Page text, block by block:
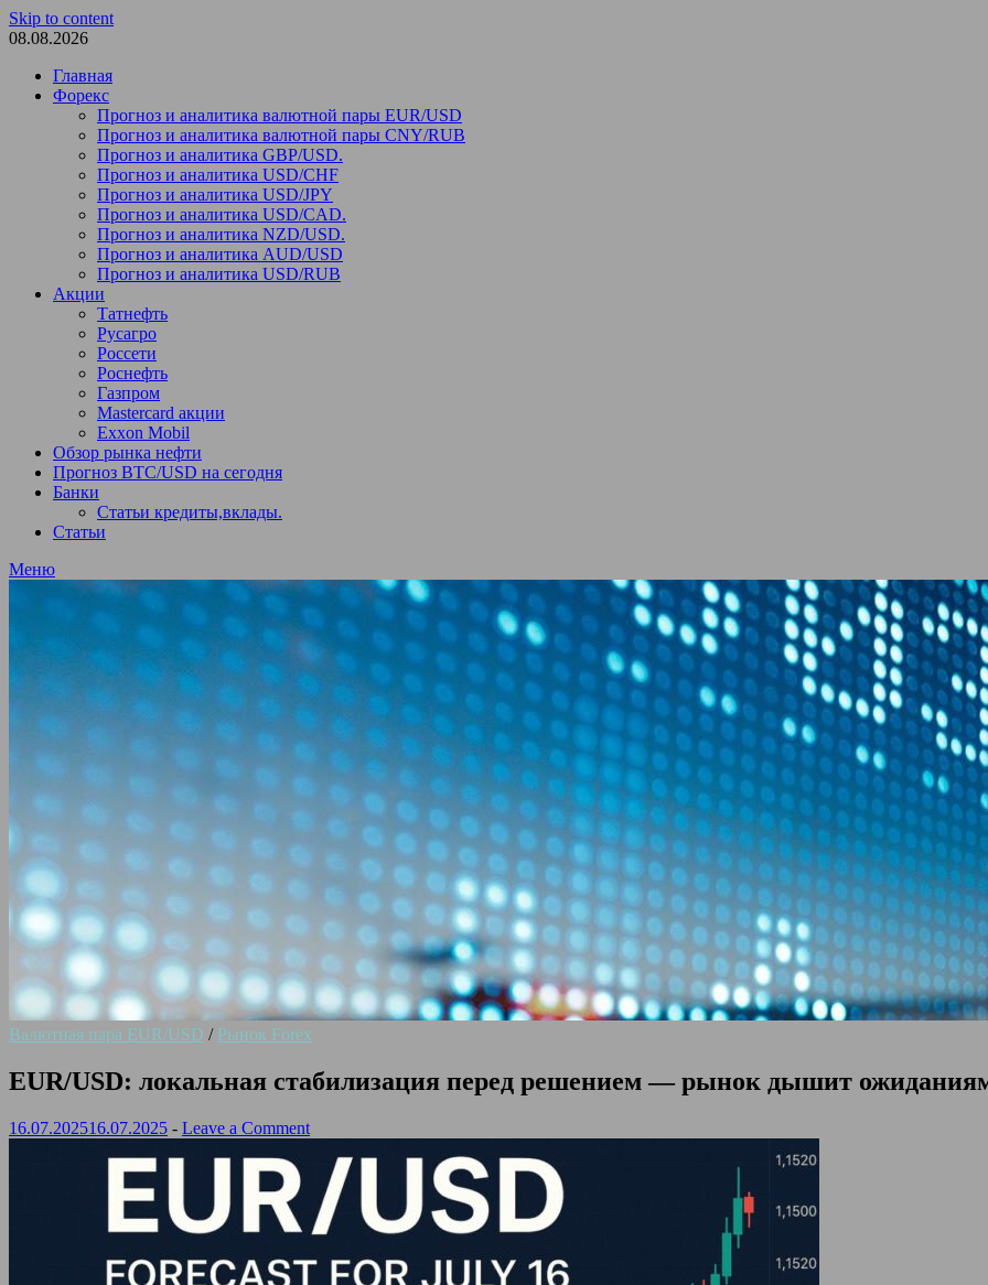
Skip to content
08.08.2026
Главная
Форекс
Прогноз и аналитика валютной пары EUR/USD
Прогноз и аналитика валютной пары CNY/RUB
Прогноз и аналитика GBP/USD.
Прогноз и аналитика USD/CHF
Прогноз и аналитика USD/JPY
Прогноз и аналитика USD/CAD.
Прогноз и аналитика NZD/USD.
Прогноз и аналитика AUD/USD
Прогноз и аналитика USD/RUB
Акции
Татнефть
Русагро
Россети
Роснефть
Газпром
Mastercard акции
Exxon Mobil
Обзор рынка нефти
Прогноз BTC/USD на сегодня
Банки
Статьи кредиты,вклады.
Статьи
Меню
Валютная пара EUR/USD / Рынок Forex
EUR/USD: локальная стабилизация перед решением — рынок дышит
16.07.202516.07.2025 - Leave a Comment